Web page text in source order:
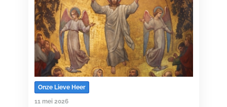
Onze Lieve Heer
11 mei 2026